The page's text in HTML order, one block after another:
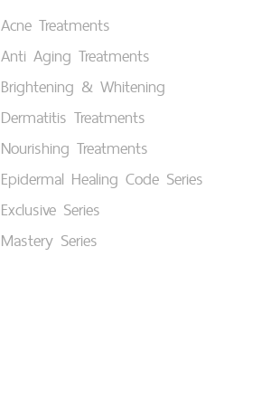
Acne Treatments
Anti Aging Treatments
Brightening & Whitening
Dermatitis Treatments
Nourishing Treatments
Epidermal Healing Code Series
Exclusive Series
Mastery Series